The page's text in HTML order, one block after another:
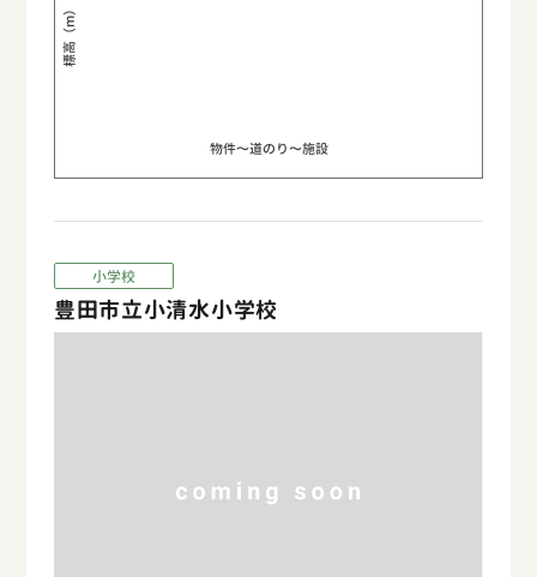
標高（m）
物件〜道のり〜施設
小学校
豊田市立小清水小学校